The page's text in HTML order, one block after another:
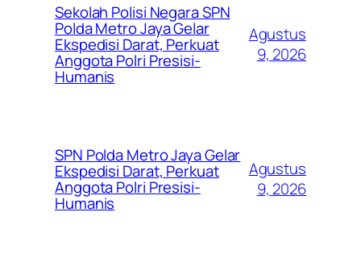
Sekolah Polisi Negara SPN
Polda Metro Jaya Gelar
Ekspedisi Darat, Perkuat
Anggota Polri Presisi-
Humanis
Agustus
9, 2026
SPN Polda Metro Jaya Gelar
Ekspedisi Darat, Perkuat
Anggota Polri Presisi-
Humanis
Agustus
9, 2026